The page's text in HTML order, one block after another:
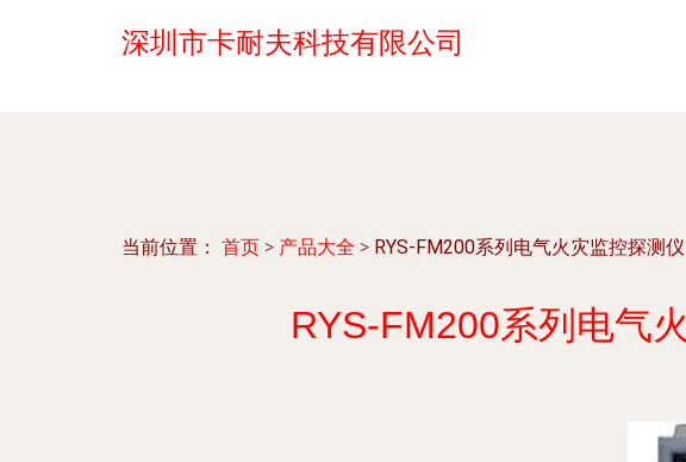
深圳市卡耐夫科技有限公司
当前位置： 首页 > 产品大全 > RYS-FM200系列电气火灾监控探测
RYS-FM200系列电气